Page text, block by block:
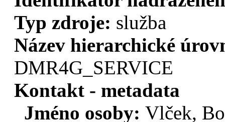
Typ zdroje: služba
Název hierarchické
DMR4G_SERVICE
Kontakt - metadata
Jméno osoby: Vlček,